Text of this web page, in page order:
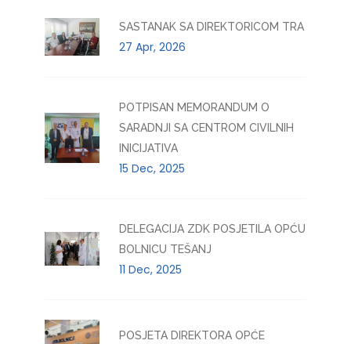
SASTANAK SA DIREKTORICOM TRA
27 Apr, 2026
POTPISAN MEMORANDUM O
SARADNJI SA CENTROM CIVILNIH
INICIJATIVA
15 Dec, 2025
DELEGACIJA ZDK POSJETILA OPĆU
BOLNICU TEŠANJ
11 Dec, 2025
POSJETA DIREKTORA OPĆE